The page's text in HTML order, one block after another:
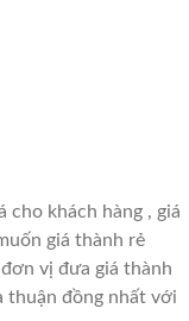
cho khách hàng , giá
giá thành rẻ
vị đưa giá thành
thuận đồng nhất với